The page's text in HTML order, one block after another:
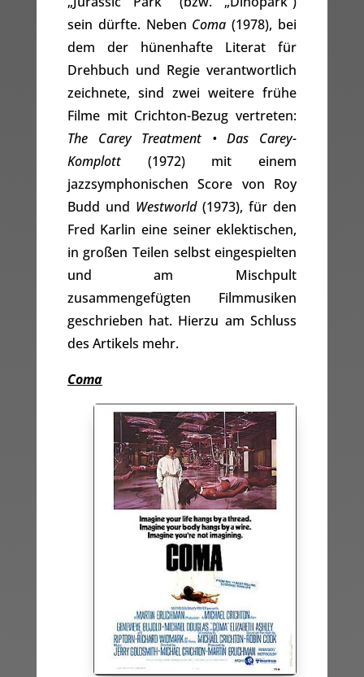
sein dürfte. Neben Coma (1978), bei
dem der hünenhafte Literat für
Drehbuch und Regie verantwortlich
zeichnete, sind zwei weitere frühe
Filme mit Crichton-Bezug vertreten:
The Carey Treatment • Das Carey-
Komplott(1972) mit einem
jazzsymphonischen Score von Roy
Budd und Westworld(1973), für den
Fred Karlin eine seiner eklektischen,
in großen Teilen selbst eingespielten
und am Mischpult
zusammengefügten Filmmusiken
geschrieben hat. Hierzu am Schluss
des Artikels mehr.
Coma